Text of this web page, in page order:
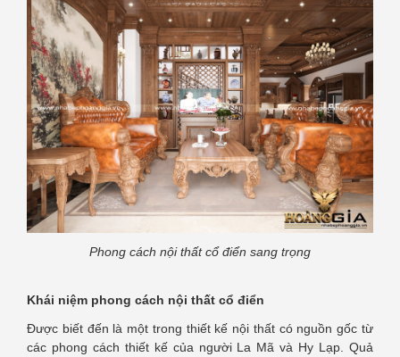
Phong cách nội thất cổ điển sang trọng
Khái niệm phong cách nội thất cổ điển
Được biết đến là một trong thiết kế nội thất có nguồn gốc từ
các phong cách thiết kế của người La Mã và Hy Lạp. Quả